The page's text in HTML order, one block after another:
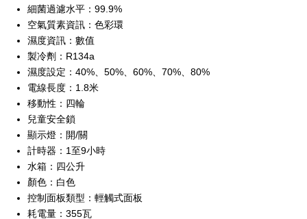
細菌過濾水平：99.9%
空氣質素資訊：色彩環
濕度資訊：數值
製冷劑：R134a
濕度設定：40%、50%、60%、70%、80%
電線長度：1.8米
移動性：四輪
兒童安全鎖
顯示燈：開/關
計時器：1至9小時
水箱：四公升
顏色：白色
控制面板類型：輕觸式面板
耗電量：355瓦